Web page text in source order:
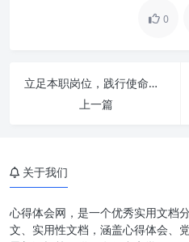
0
立足本职岗位，践行使命担当：成就卓越，点亮未来
上一篇
思想
的灯塔与
勇毅前
关于我们
心得体会网，是一个优秀实用文档
文、实用性文档，涵盖心得体会、